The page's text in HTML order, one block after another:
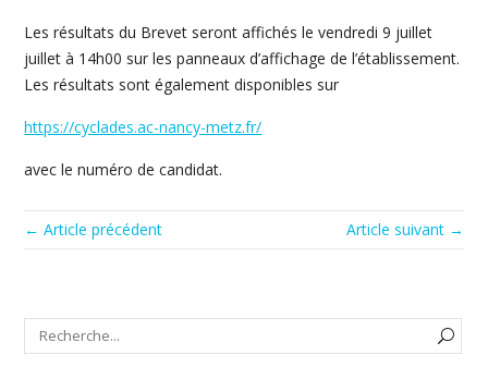
Les résultats du Brevet seront affichés le vendredi 9 juillet
juillet à 14h00 sur les panneaux d’affichage de l’établissement.
Les résultats sont également disponibles sur
https://cyclades.ac-nancy-metz.fr/
avec le numéro de candidat.
← Article précédent Article suivant →